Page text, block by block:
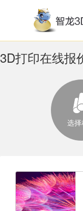
3D打印在线报
选